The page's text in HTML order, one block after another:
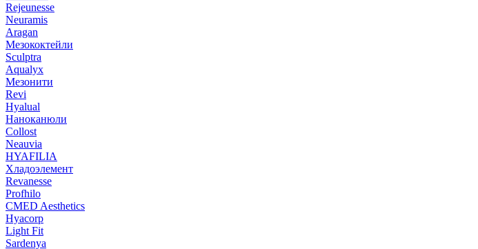
Rejeunesse
Neuramis
Aragan
Мезококтейли
Sculptra
Aqualyx
Мезонити
Revi
Hyalual
Наноканюли
Collost
Neauvia
HYAFILIA
Хладоэлемент
Revanesse
Profhilo
CMED Aesthetics
Hyacorp
Light Fit
Sardenya